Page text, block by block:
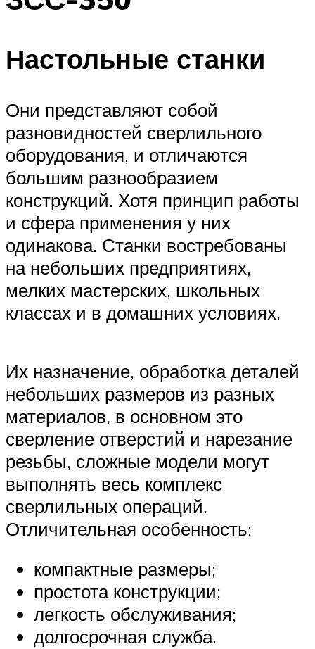
Настольные станки
Они представляют собой
разновидностей сверлильного
оборудования, и отличаются
большим разнообразием
конструкций. Хотя принцип работы
и сфера применения у них
одинакова. Станки востребованы
на небольших предприятиях,
мелких мастерских, школьных
классах и в домашних условиях.
Их назначение, обработка деталей
небольших размеров из разных
материалов, в основном это
сверление отверстий и нарезание
резьбы, сложные модели могут
выполнять весь комплекс
сверлильных операций.
Отличительная особенность:
компактные размеры;
простота конструкции;
легкость обслуживания;
долгосрочная служба.